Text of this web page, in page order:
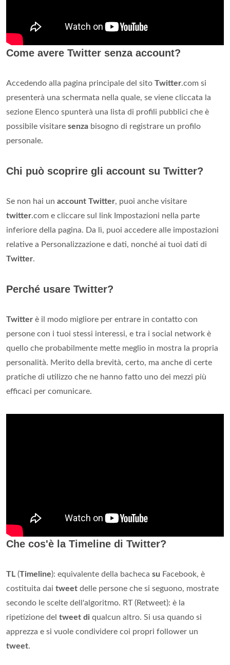
Come avere Twitter senza account?
Accedendo alla pagina principale del sito Twitter.com si
presenterà una schermata nella quale, se viene cliccata la
sezione Elenco spunterà una lista di profili pubblici che è
possibile visitare senza bisogno di registrare un profilo
personale.
Chi può scoprire gli account su Twitter?
Se non hai un account Twitter, puoi anche visitare
twitter.com e cliccare sul link Impostazioni nella parte
inferiore della pagina. Da lì, puoi accedere alle impostazioni
relative a Personalizzazione e dati, nonché ai tuoi dati di
Twitter.
Perché usare Twitter?
Twitter è il modo migliore per entrare in contatto con
persone con i tuoi stessi interessi, e tra i social network è
quello che probabilmente mette meglio in mostra la propria
personalità. Merito della brevità, certo, ma anche di certe
pratiche di utilizzo che ne hanno fatto uno dei mezzi più
efficaci per comunicare.
Che cos'è la Timeline di Twitter?
TL (Timeline): equivalente della bacheca su Facebook, è
costituita dai tweet delle persone che si seguono, mostrate
secondo le scelte dell'algoritmo. RT (Retweet): è la
ripetizione del tweet di qualcun altro. Si usa quando si
apprezza e si vuole condividere coi propri follower un
tweet.